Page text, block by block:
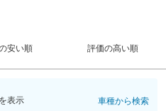
安い順 評価の高い順
表示 車種から検索